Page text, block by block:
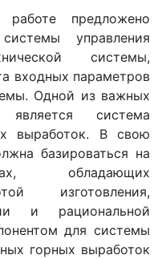
предложено
управления
системы,
входных параметров
Одной из важных
является система
выработок. В свою
базироваться на
обладающих
изготовления,
и рациональной
для системы
горных выработок